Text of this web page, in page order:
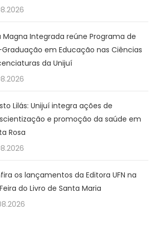
Magna Integrada reúne Programa de
Graduação em Educação nas Ciências
da Unijuí
Lilás: Unijuí integra ações de
e promoção da saúde em
Rosa
os lançamentos da Editora UFN na
do Livro de Santa Maria